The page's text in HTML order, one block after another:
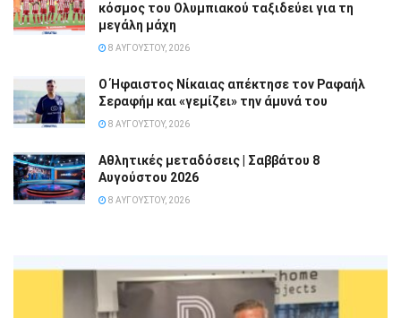
κόσμος του Ολυμπιακού ταξιδεύει για τη
μεγάλη μάχη
8 ΑΥΓΟΎΣΤΟΥ, 2026
Ο Ήφαιστος Νίκαιας απέκτησε τον Ραφαήλ
Σεραφήμ και «γεμίζει» την άμυνά του
8 ΑΥΓΟΎΣΤΟΥ, 2026
Αθλητικές μεταδόσεις | Σαββάτου 8
Αυγούστου 2026
8 ΑΥΓΟΎΣΤΟΥ, 2026